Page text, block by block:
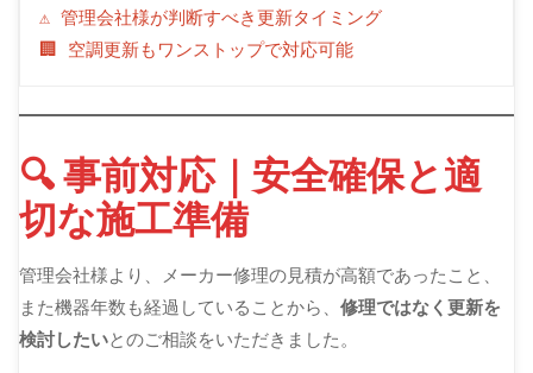
⚠ 管理会社様が判断すべき更新タイミング
🏢 空調更新もワンストップで対応可能
🔍 事前対応｜安全確保と適
切な施工準備
管理会社様より、メーカー修理の見積が高額であったこと、
また機器年数も経過していることから、修理ではなく更新を
検討したいとのご相談をいただきました。